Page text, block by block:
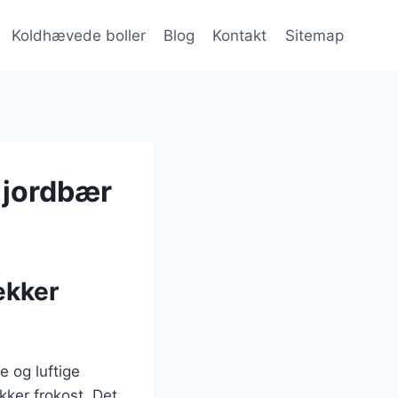
Koldhævede boller Blog Kontakt Sitemap
jordbær
og luftige